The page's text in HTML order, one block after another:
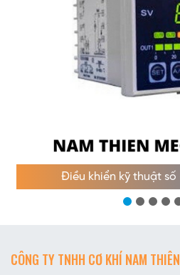
Điều khiển kỹ thuật số
CÔNG TY TNHH CƠ KHÍ NAM THIÊN